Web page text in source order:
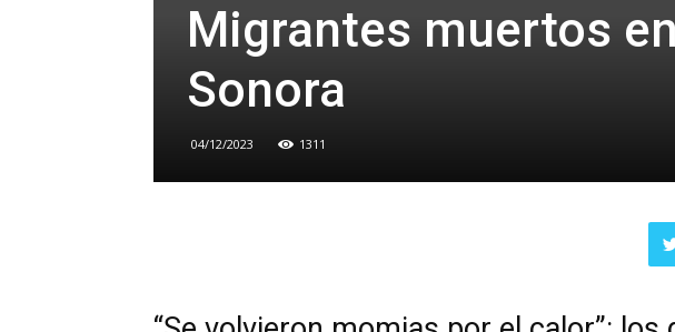
de
Migrantes muertos
Sonora
04/12/2023 1311